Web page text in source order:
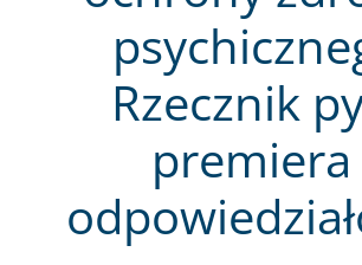
Rzecznik
premiera